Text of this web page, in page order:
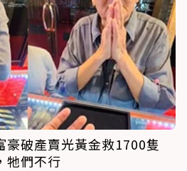
豪破產賣光黃金救1700隻
牠們不行